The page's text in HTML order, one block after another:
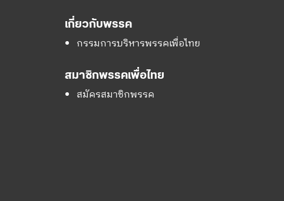
เกี่ยวกับพรรค
กรรมการบริหารพรรคเพื่อไทย
สมาชิกพรรคเพื่อไทย
สมัครสมาชิกพรรค